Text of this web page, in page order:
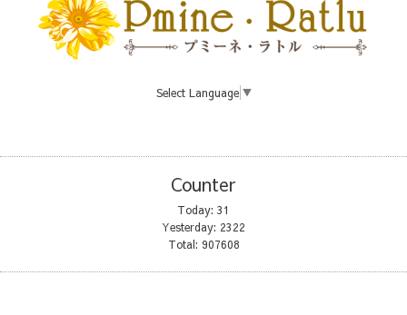
Select Language ▼
Counter
Today: 31
Yesterday: 2322
Total: 907608